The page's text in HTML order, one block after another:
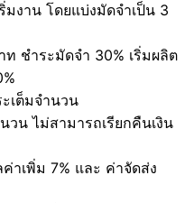
งาน โดยแบ่งมัดจำเป็น 3
ชำระมัดจำ 30% เริ่มผลิต
เต็มจำนวน
วน ไม่สามารถเรียกคืนเงิน
าเพิ่ม 7% และ ค่าจัดส่ง